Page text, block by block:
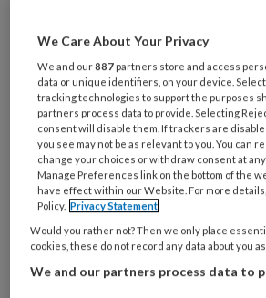
REGISTREREN
Wil je dit artikel
Maak gratis een account
artikelen gratis per
Al een account of
We Care About Your Privacy
We and our887 partners store and access
data or unique identifiers, on your device.
tracking technologies to support the purposes
partners process data to provide. Selecting
consent will disable them. If trackers are
you see may not be as relevant to you. You can
change your choices or withdraw consent at
Manage Preferences link on the bottom of the
have effect within our Website. For more
Policy. Privacy Statement
Would you rather not? Then we only place
cookies, these do not record any data about you
We and our partners process data to